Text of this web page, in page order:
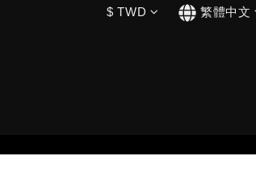
$ TWD 繁體中文